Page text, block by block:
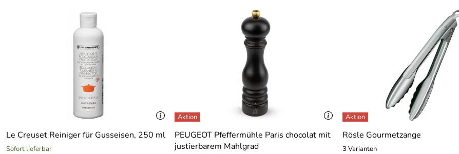
Le Creuset Reiniger für Gusseisen, 250 ml
Sofort lieferbar
PEUGEOT Pfeffermühle Paris chocolat mit
justierbarem Mahlgrad
Rösle Gourmetzange
3 Varianten